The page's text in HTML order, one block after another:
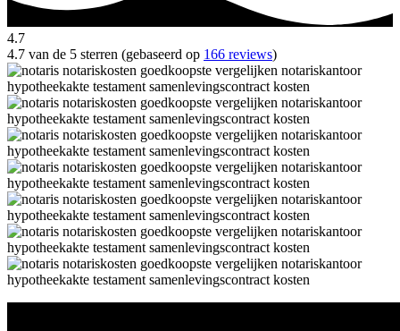
4.7
4.7 van de 5 sterren (gebaseerd op 166 reviews)